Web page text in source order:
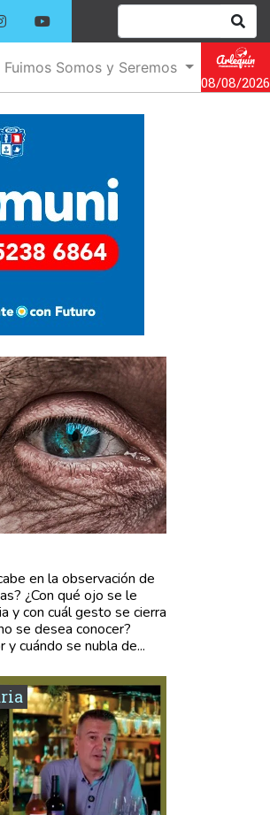
Fuimos Somos y Seremos
08/08/2026
en la observación de
¿Con qué ojo se le
y con cuál gesto se cierra
se desea conocer?
y cuándo se nubla de...